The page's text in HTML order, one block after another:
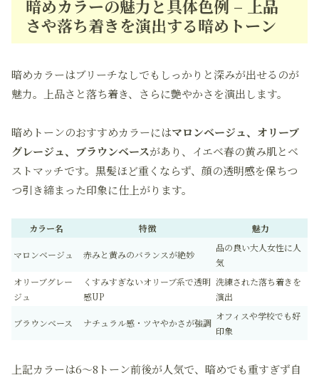
暗めカラーの魅力と具体色例 – 上品
さや落ち着きを演出する暗めトーン
暗めカラーはブリーチなしでもしっかりと深みが出せるのが
魅力。上品さと落ち着き、さらに艶やかさを演出します。
暗めトーンのおすすめカラーにはマロンベージュ、オリーブ
グレージュ、ブラウンベースがあり、イエベ春の黄み肌とベ
ストマッチです。黒髪ほど重くならず、顔の透明感を保ちつ
つ引き締まった印象に仕上がります。
カラー名 特徴 魅力
マロンベージュ 赤みと黄みのバランスが絶妙
品の良い大人女性に人
気
オリーブグレー
ジュ
くすみすぎないオリーブ系で透明
感UP
洗練された落ち着きを
演出
ブラウンベース ナチュラル感・ツヤやかさが強調
オフィスや学校でも好
印象
上記カラーは6～8トーン前後が人気で、暗めでも重すぎず自